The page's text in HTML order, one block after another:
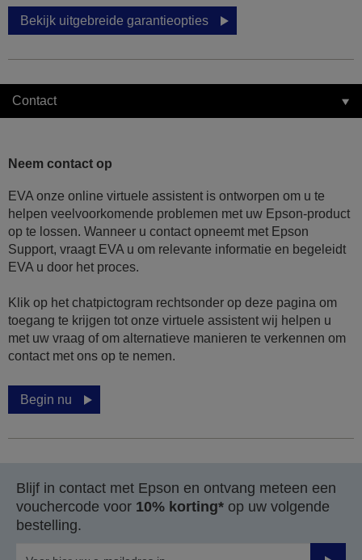
Bekijk uitgebreide garantieopties
Contact
Neem contact op
EVA onze online virtuele assistent is ontworpen om u te
helpen veelvoorkomende problemen met uw Epson-product
op te lossen. Wanneer u contact opneemt met Epson
Support, vraagt EVA u om relevante informatie en begeleidt
EVA u door het proces.
Klik op het chatpictogram rechtsonder op deze pagina om
toegang te krijgen tot onze virtuele assistent wij helpen u
met uw vraag of om alternatieve manieren te verkennen om
contact met ons op te nemen.
Begin nu
Blijf in contact met Epson en ontvang meteen een
vouchercode voor 10% korting* op uw volgende
bestelling.